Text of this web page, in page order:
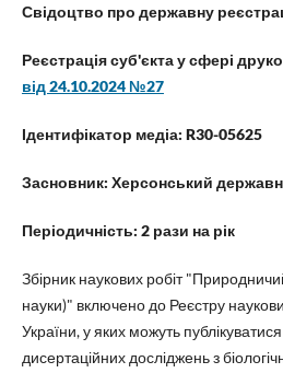
Свідоцтво про державну
Реєстрація суб'єкта у сфері
від 24.10.2024 №27
Ідентифікатор медіа: R30-05625
Засновник: Херсонський
Періодичність: 2 рази на рік
Збірник наукових робіт
науки)" включено до Реєстру
України, у яких можуть
дисертаційних досліджень з